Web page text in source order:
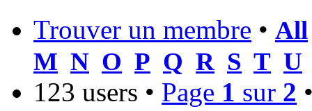
Trouver un membre • All
M N O P Q R S T U
123 users • Page 1 sur 2